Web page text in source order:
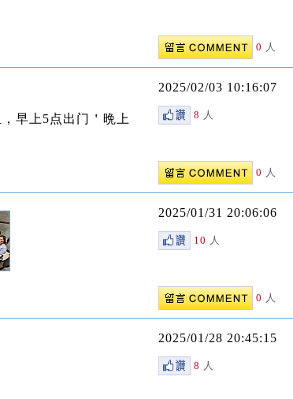
0 人
早上5点出门＇晩上
2025/02/03 10:16:07
8 人
0 人
2025/01/31 20:06:06
10 人
0 人
2025/01/28 20:45:15
8 人